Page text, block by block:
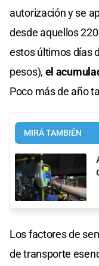
autorización y se
desde aquellos
estos últimos días
pesos), el
Poco más de año
MIRÁ TAMBIÉN
Los factores de
de transporte